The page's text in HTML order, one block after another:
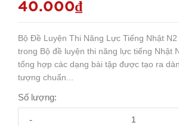
40.000₫
Bộ Đề Luyện Thi Năng Lực Tiếng Nhật
trong Bộ đề luyện thi năng lực tiếng Nhật
tổng hợp các dạng bài tập được tạo ra
tượng chuẩn...
Số lượng:
-